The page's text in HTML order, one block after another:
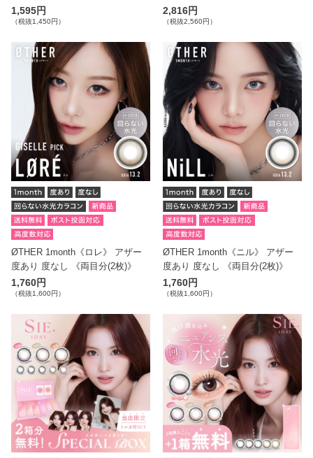
1,595円
（税抜1,450円）
2,816円
（税抜2,560円）
ØTHER 1month《ロレ》 アザー
度あり 度なし 《両目分(2枚)》
1,760円
（税抜1,600円）
ØTHER 1month《ニル》 アザー
度あり 度なし 《両目分(2枚)》
1,760円
（税抜1,600円）